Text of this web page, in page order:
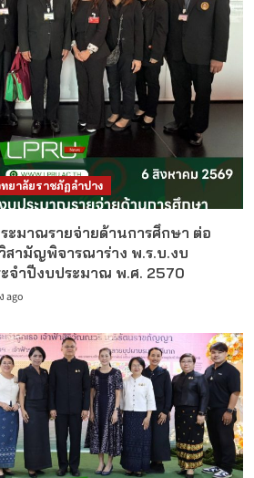
ยาลัยราชภัฏลำปาง
ระมาณรายจ่ายด้านการศึกษา ต่อ
สามัญพิจารณาร่าง พ.ร.บ.งบ
จำปีงบประมาณ พ.ศ. 2570
ago